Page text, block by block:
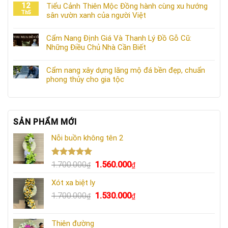
12
Th5
Tiểu Cảnh Thiên Mộc Đồng hành cùng xu hướng
sân vườn xanh của người Việt
Cẩm Nang Định Giá Và Thanh Lý Đồ Gỗ Cũ:
Những Điều Chủ Nhà Cần Biết
Cẩm nang xây dựng lăng mộ đá bền đẹp, chuẩn
phong thủy cho gia tộc
SẢN PHẨM MỚI
Nỗi buồn không tên 2
Được xếp
5 sao
1.700.000₫
Giá
là:
1.700.000₫.
1.560.000₫Giá
là:
Xót xa biệt ly
1.700.000₫
Giá
1.530.000₫Giá
Thiên đường